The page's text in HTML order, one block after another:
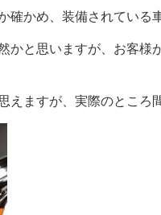
かめ、装備されている
かと思いますが、お客
ますが、実際のとこ